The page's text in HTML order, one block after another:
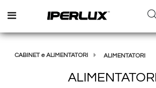
Open menu
CABINET e ALIMENTATORI ALIMENTATORI
ALIMENTATORI